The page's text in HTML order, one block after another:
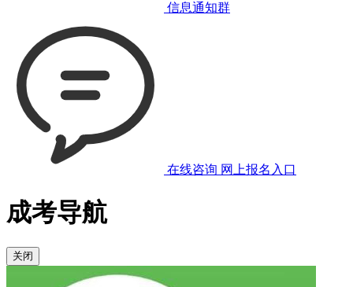
信息通知群
在线咨询 网上报名入口
成考导航
关闭